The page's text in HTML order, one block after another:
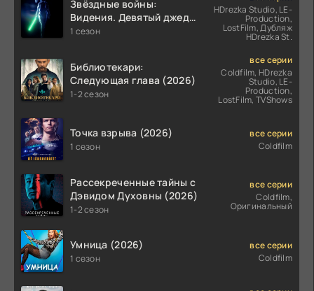
Звёздные войны:
Видения. Девятый джедай
(2026)
1 сезон
HDrezka Studio, LE-
Production,
LostFilm, Дубляж
HDrezka St.
Библиотекари:
Следующая глава (2026)
1-2 сезон
все серии
Coldfilm, HDrezka
Studio, LE-
Production,
LostFilm, TVShows
Точка взрыва (2026)
1 сезон
все серии
Coldfilm
Рассекреченные тайны с
Дэвидом Духовны (2026)
1-2 сезон
все серии
Coldfilm,
Оригинальный
Умница (2026)
1 сезон
все серии
Coldfilm